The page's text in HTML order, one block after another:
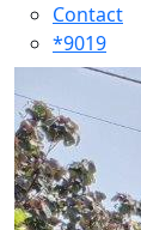
Contact
*9019